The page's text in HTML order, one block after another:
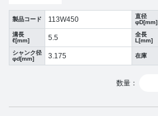
製品コード 113W450
直径
φD[mm]
溝長
ℓ[mm]
5.5
全長
L[mm]
シャンク径
φd[mm]
3.175 在庫
数量：